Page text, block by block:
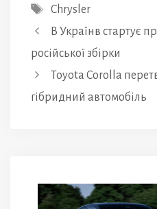
Позначки
Chrysler
В Українв стартує
російської збірки
Toyota Corolla
гібридний автомобіль